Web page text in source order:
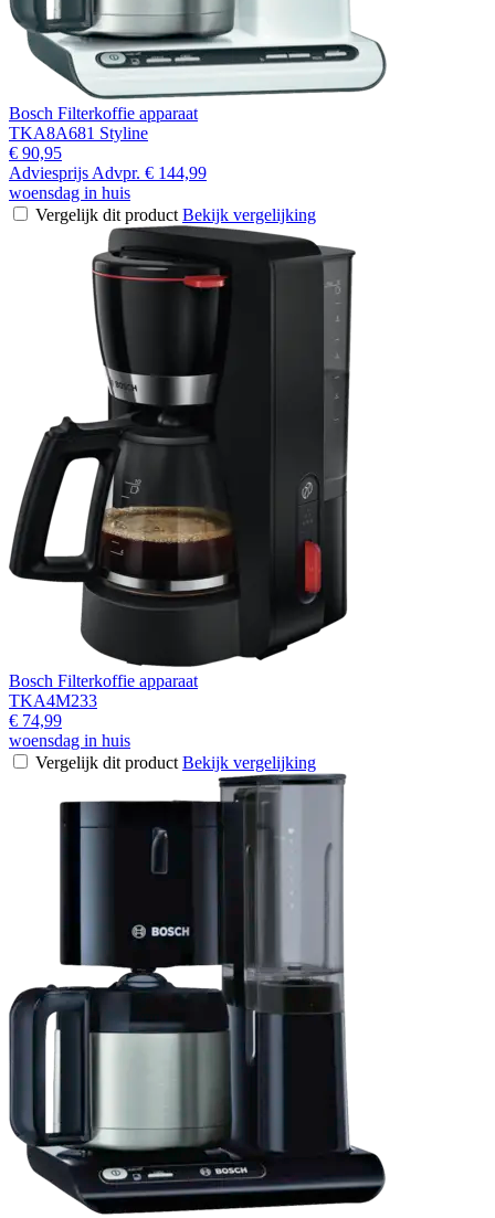
Bosch Filterkoffie apparaat
TKA8A681 Styline
€ 90,95
Adviesprijs Advpr. € 144,99
woensdag in huis
Vergelijk dit product Bekijk vergelijking
Bosch Filterkoffie apparaat
TKA4M233
€ 74,99
woensdag in huis
Vergelijk dit product Bekijk vergelijking